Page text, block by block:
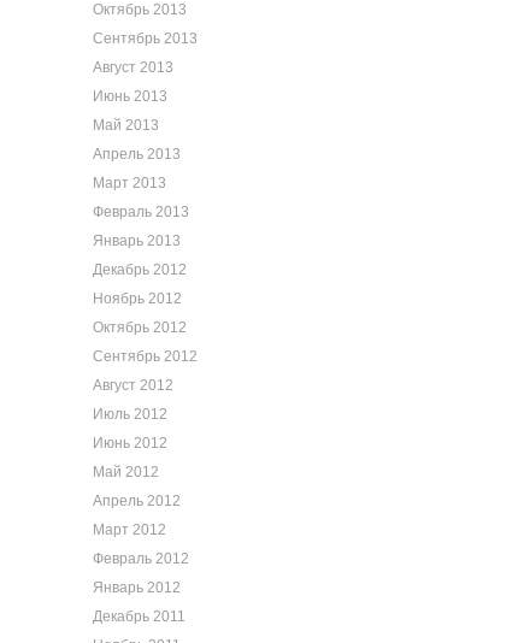
Октябрь 2013
Сентябрь 2013
Август 2013
Июнь 2013
Май 2013
Апрель 2013
Март 2013
Февраль 2013
Январь 2013
Декабрь 2012
Ноябрь 2012
Октябрь 2012
Сентябрь 2012
Август 2012
Июль 2012
Июнь 2012
Май 2012
Апрель 2012
Март 2012
Февраль 2012
Январь 2012
Декабрь 2011